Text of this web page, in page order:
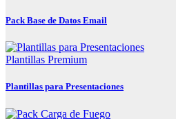
Pack Base de Datos Email
Plantillas Premium
Plantillas para Presentaciones